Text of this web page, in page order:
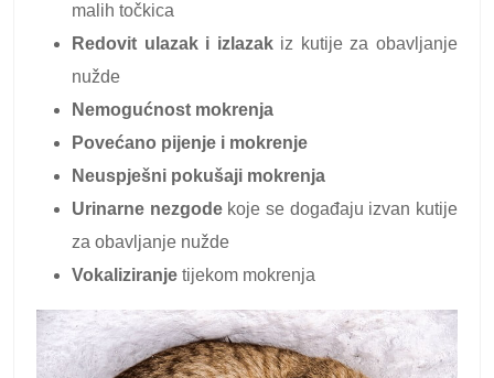
malih točkica
Redovit ulazak i izlazakiz kutije za obavljanje
nužde
Nemogućnost mokrenja
Povećano pijenje i mokrenje
Neuspješni pokušaji mokrenja
Urinarne nezgodekoje se događaju izvan kutije
za obavljanje nužde
Vokaliziranje tijekom mokrenja